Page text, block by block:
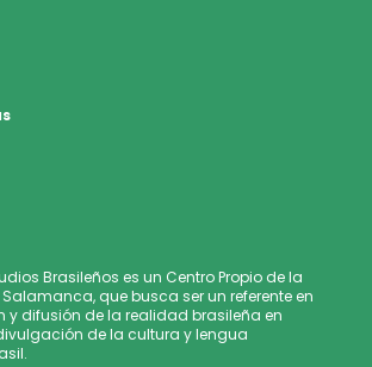
Brasileños es un Centro Propio de la
que busca ser un referente en
y difusión de la realidad brasileña en
de la cultura y lengua